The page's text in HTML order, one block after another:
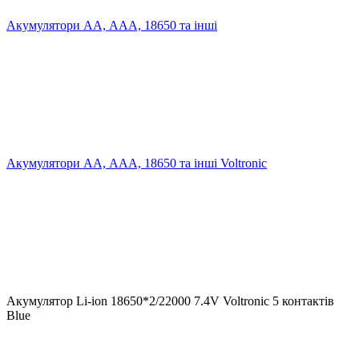
Акумулятори АА, ААА, 18650 та інші
Акумулятори АА, ААА, 18650 та інші Voltronic
Акумулятор Li-ion 18650*2/22000 7.4V Voltronic 5 контактів
Blue